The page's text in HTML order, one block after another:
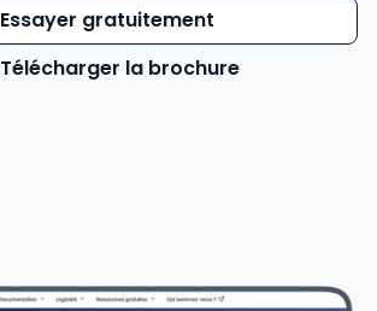
Essayer gratuitement
Télécharger la brochure